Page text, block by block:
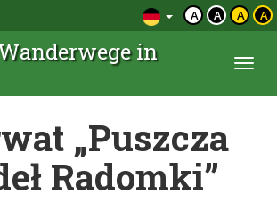
A A A A
in
„Puszcza
Radomki”